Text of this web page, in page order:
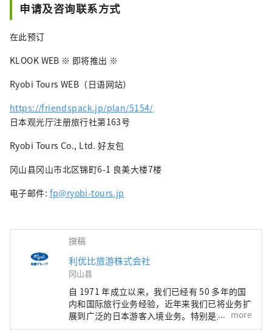
申请及咨询联系方式
在此预订
KLOOK WEB ※ 即将推出 ※
Ryobi Tours WEB（日语网站）
https://friendspack.jp/plan/5154/
日本观光厅注册旅行社第163号
Ryobi Tours Co., Ltd. 好友包
冈山县冈山市北区锦町6-1 良美大楼7楼
电子邮件: fp@ryobi-tours.jp
撰稿
利优比旅游株式会社
冈山县
自 1971 年成立以来，我们已经有 50 多年的国
内和国际旅行业务经验，近年来我们已将业务扩
展到广泛的日本游客入境业务。特别是入境业
务，不仅安排以濑户内海地区为中心的日本全国
more